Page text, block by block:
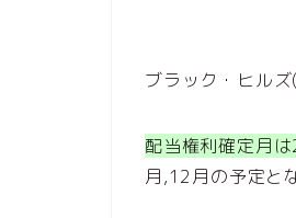
ブラック・ヒル
配当権利確定月
月,12月の予定と